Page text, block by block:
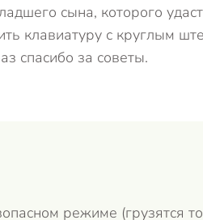
сына, которого
клавиатуру с круглым
спасибо за советы.
режиме (грузятся